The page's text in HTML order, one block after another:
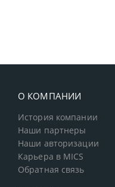
О КОМПАНИИ
История компании
Наши партнеры
Наши авторизации
Карьера в MICS
Обратная связь